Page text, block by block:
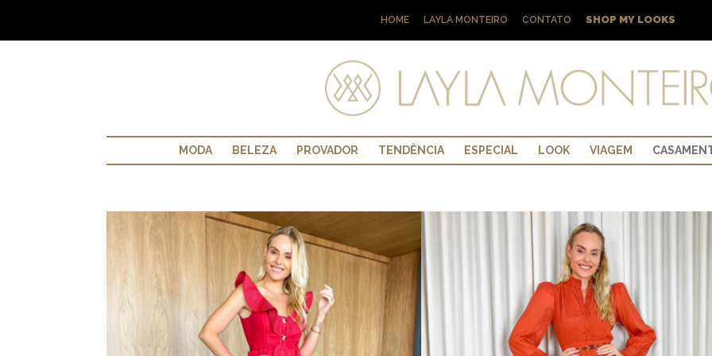
HOME LAYLA MONTEIRO CONTATO SHOP MY LOOKS
MODA BELEZA PROVADOR TENDÊNCIA ESPECIAL LOOK VIAGEM